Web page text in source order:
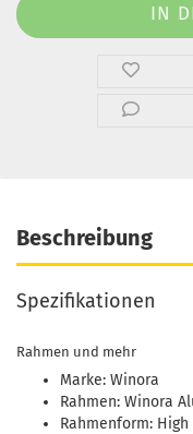
Beschreibung
Spezifikationen
Rahmen und mehr
Marke: Winora
Rahmen: Winora
Rahmenform: High